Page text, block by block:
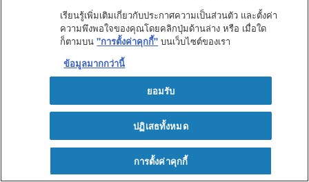
สามารถกินอาหารสูตรครบถ้วนทดแทนมื้ออาหารได้ เช่นกินข้าว
ครึ่งมื้อ แล้วกิน 1 แก้ว แทนครึ่งมื้อที่หายไป หรือ ลดการกินจุบจิบ
ลดขนมระหว่างมื้อ แล้วกิน 1 แก้วเพื่อให้มีสารอาหารที่ดีแทน
สำหรับคนที่มีปัญหาน้ำหนักลดลง และ
อยากเพิ่มน้ำหนัก
หลักการง่าย ๆ คือ กินให้ได้พลังงานเยอะกว่าที่ร่างกายต้องใช้ นั่น
คือให้กินข้าวตามปกติให้เพียงพอ แล้วกินอาหารสูตรครบถ้วนเสริม
เรียนรู้เพิ่มเติมเกี่ยวกับประกาศความเป็นส่วนตัว และตั้งค่า
ความพึงพอใจของคุณโดยคลิกปุ่มด้านล่าง หรือ เมื่อใด
ก็ตามบน"การตั้งค่าคุกกี้" บนเว็บไซต์ของเรา
ข้อมูลมากกว่านี้
การตั้งค่าคุกกี้
ปฏิเสธทั้งหมด
ยอมรับ